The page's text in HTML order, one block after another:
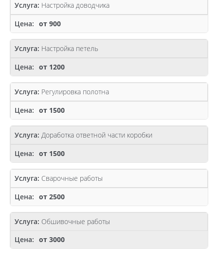
Настройка доводчика
от 900
Настройка петель
от 1200
Регулировка полотна
от 1500
Доработка ответной части коробки
от 1500
Сварочные работы
от 2500
Обшивочные работы
от 3000